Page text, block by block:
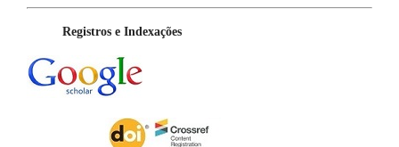
Registros e Indexações